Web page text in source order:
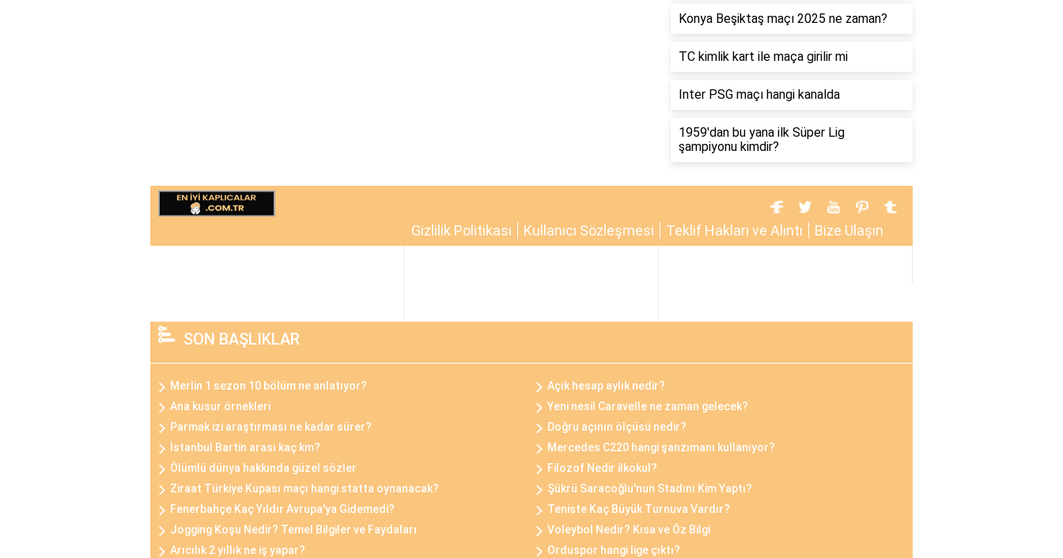
Konya Beşiktaş maçı 2025 ne zaman?
TC kimlik kart ile maça girilir mi
Inter PSG maçı hangi kanalda
1959'dan bu yana ilk Süper Lig
şampiyonu kimdir?
Gizlilik Politikası Kullanıcı Sözleşmesi Teklif Hakları ve Alıntı Bize Ulaşın
SON BAŞLIKLAR
Merlin 1 sezon 10 bölüm ne anlatıyor?
Açık hesap aylık nedir?
Ana kusur örnekleri
Yeni nesil Caravelle ne zaman gelecek?
Parmak izi araştırması ne kadar sürer?
Doğru açının ölçüsü nedir?
İstanbul Bartin arası kaç km?
Mercedes C220 hangi şanzımanı kullanıyor?
Ölümlü dünya hakkında güzel sözler
Filozof Nedir ilkokul?
Ziraat Türkiye Kupası maçı hangi statta oynanacak?
Şükrü Saracoğlu'nun Stadını Kim Yaptı?
Fenerbahçe Kaç Yıldır Avrupa'ya Gidemedi?
Teniste Kaç Büyük Turnuva Vardır?
Jogging Koşu Nedir? Temel Bilgiler ve Faydaları
Voleybol Nedir? Kısa ve Öz Bilgi
Arıcılık 2 yıllık ne iş yapar?
Orduspor hangi lige çıktı?